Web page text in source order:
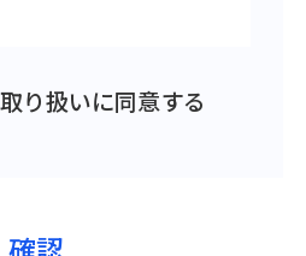
り扱いに同意する